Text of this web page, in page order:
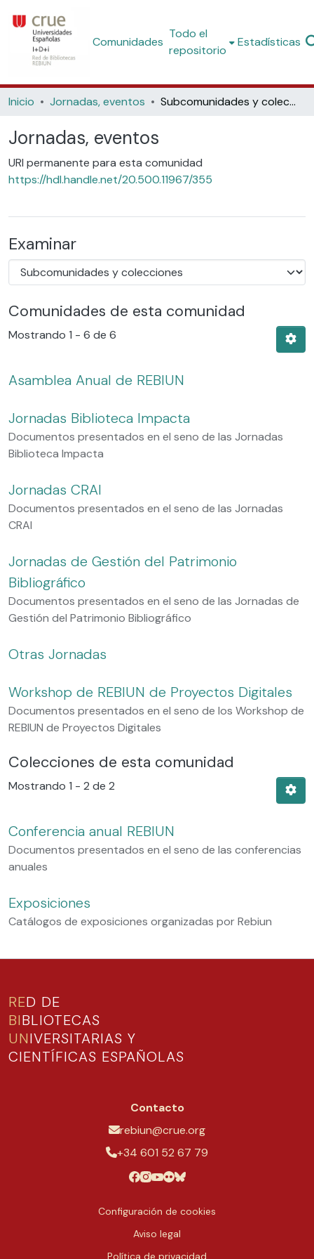
Comunidades
Todo el
repositorio
Estadísticas
Inicio Jornadas, eventos Subcomunidades y colecciones
Jornadas, eventos
URI permanente para esta comunidad
https://hdl.handle.net/20.500.11967/355
Examinar
Comunidades de esta comunidad
Mostrando 1 - 6 de 6
Asamblea Anual de REBIUN
Jornadas Biblioteca Impacta
Documentos presentados en el seno de las Jornadas
Biblioteca Impacta
Jornadas CRAI
Documentos presentados en el seno de las Jornadas
CRAI
Jornadas de Gestión del Patrimonio
Bibliográfico
Documentos presentados en el seno de las Jornadas de
Gestión del Patrimonio Bibliográfico
Otras Jornadas
Workshop de REBIUN de Proyectos Digitales
Documentos presentados en el seno de los Workshop de
REBIUN de Proyectos Digitales
Colecciones de esta comunidad
Mostrando 1 - 2 de 2
Conferencia anual REBIUN
Documentos presentados en el seno de las conferencias
anuales
Exposiciones
Catálogos de exposiciones organizadas por Rebiun
RED DE
BIBLIOTECAS
UNIVERSITARIAS Y
CIENTÍFICAS ESPAÑOLAS
Contacto
rebiun@crue.org
+34 601 52 67 79
Configuración de cookies
Aviso legal
Política de privacidad